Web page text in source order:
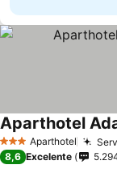
3 EstrelasAparthotel
Aparthotel
8,6 Excelente